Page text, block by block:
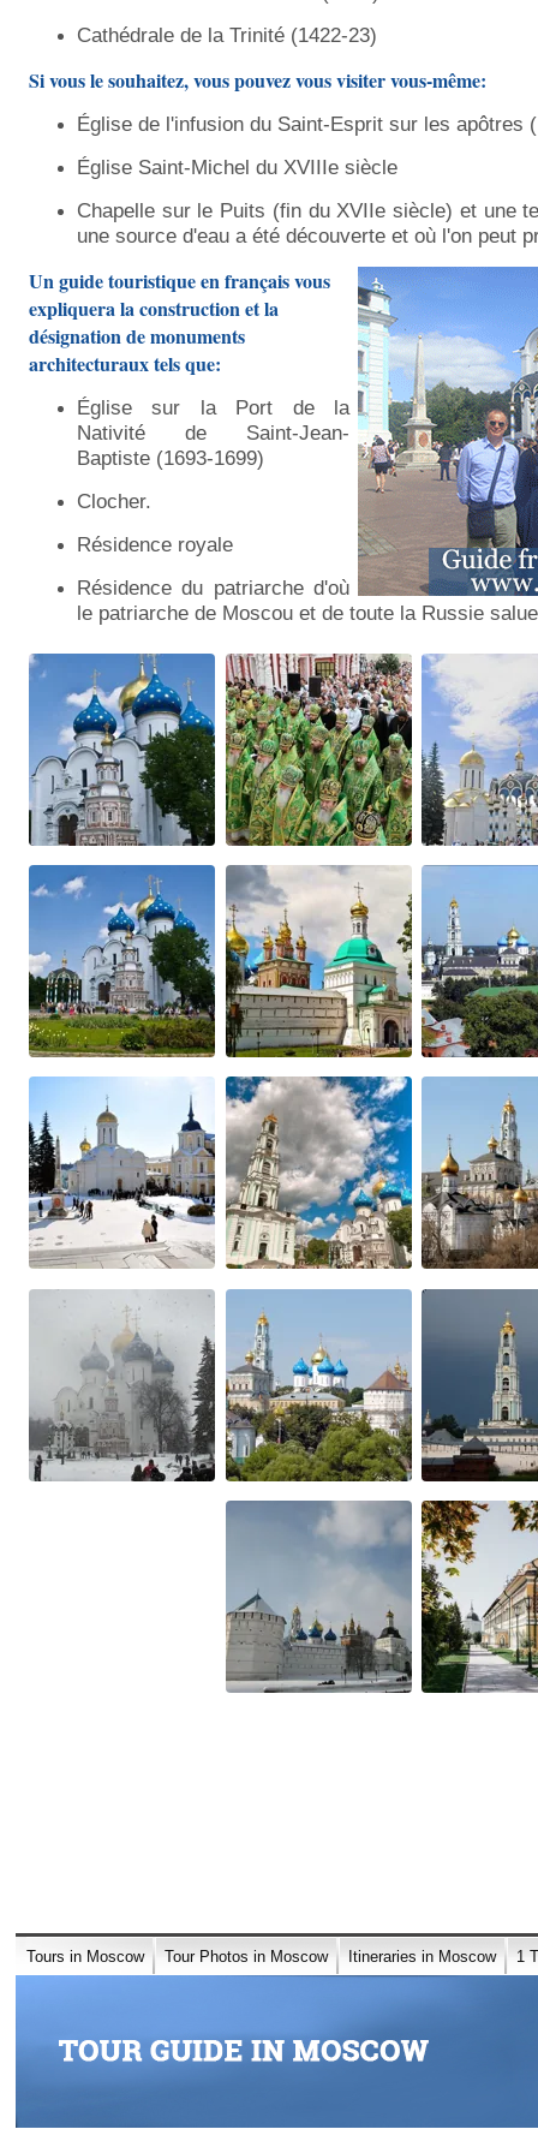
42 Tour of the Archangel Cathedral of the Moscow Kremlin with an
43 Tour of the Palace of Patriarch Nikon in the Moscow Kremlin with a
44 Excursion in English in the Church of the Deposition of the Moscow
46 To see the most interesting: tours to Moscow for foreigners
49 Balades guidées à Moscou avec un guide en français 50 Private
Cathédrale de la Trinité (1422-23)
Si vous le souhaitez, vous pouvez vous visiter vous-même:
Église de l'infusion du Saint-Esprit sur les apôtres
Église Saint-Michel du XVIIIe siècle
Chapelle sur le Puits (fin du XVIIe siècle) et une
une source d'eau a été découverte et où l'on peut
Un guide touristique en français vous
expliquera la construction et la
désignation de monuments
architecturaux tels que:
Église sur la Port de la
Nativité de Saint-Jean-
Baptiste (1693-1699)
Clocher.
Résidence royale
Résidence du patriarche d'où
le patriarche de Moscou et de toute la Russie
Tours in Moscow Tour Photos in Moscow Itineraries in Moscow 1
3 The State Kremlin Palace. Tour of the Kremlin in Moscow with an
6 Cathedral Square. Dormition Cathedral. Cathedral of the Archangel.